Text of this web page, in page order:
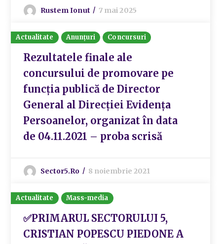
Rustem Ionut 7 mai 2025
Actualitate Anunțuri Concursuri
Rezultatele finale ale
concursului de promovare pe
funcția publică de Director
General al Direcției Evidența
Persoanelor, organizat în data
de 04.11.2021 – proba scrisă
Sector5.ro 8 noiembrie 2021
Actualitate Mass-media
✅PRIMARUL SECTORULUI 5,
CRISTIAN POPESCU PIEDONE A